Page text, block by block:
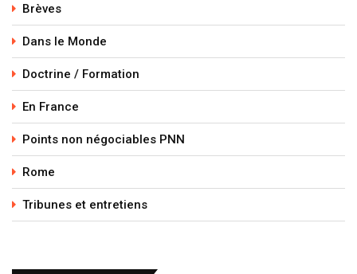
Brèves
Dans le Monde
Doctrine / Formation
En France
Points non négociables PNN
Rome
Tribunes et entretiens